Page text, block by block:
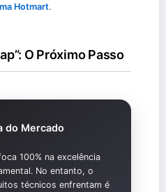
Hotmart.
O Próximo Passo
do Mercado
100% na excelência
No entanto, o
técnicos enfrentam é